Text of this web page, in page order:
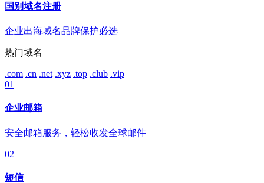
国别域名注册
企业出海域名品牌保护必选
热门域名
.com .cn .net .xyz .top .club .vip
01
企业邮箱
安全邮箱服务，轻松收发全球邮件
02
短信